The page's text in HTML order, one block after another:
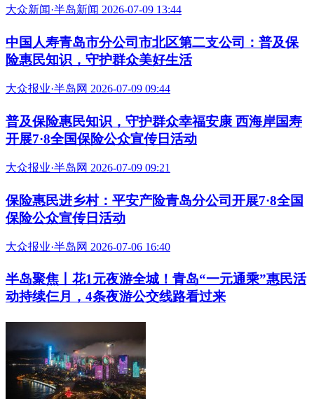
大众新闻·半岛新闻 2026-07-09 13:44
中国人寿青岛市分公司市北区第二支公司：普及保
险惠民知识，守护群众美好生活
大众报业·半岛网 2026-07-09 09:44
普及保险惠民知识，守护群众幸福安康 西海岸国寿
开展7·8全国保险公众宣传日活动
大众报业·半岛网 2026-07-09 09:21
保险惠民进乡村：平安产险青岛分公司开展7·8全国
保险公众宣传日活动
大众报业·半岛网 2026-07-06 16:40
半岛聚焦丨花1元夜游全城！青岛“一元通乘”惠民活
动持续仨月，4条夜游公交线路看过来